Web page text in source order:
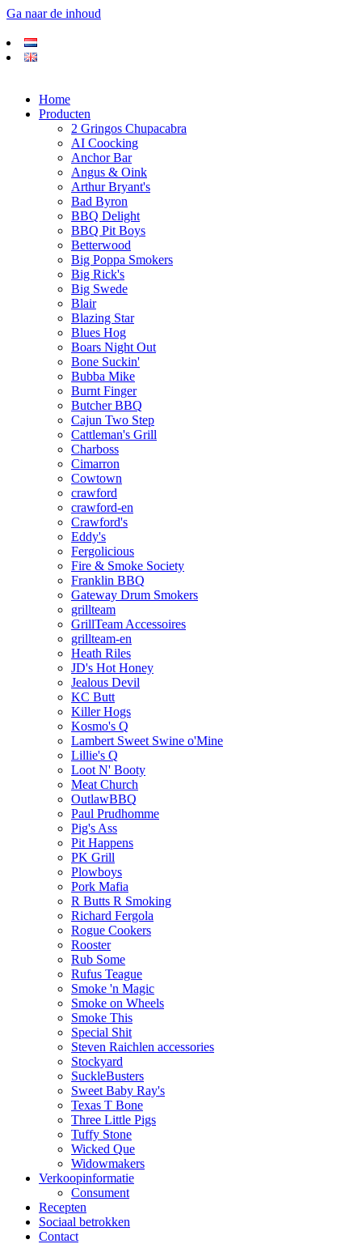
Ga naar de inhoud
Home
Producten
2 Gringos Chupacabra
AI Coocking
Anchor Bar
Angus & Oink
Arthur Bryant's
Bad Byron
BBQ Delight
BBQ Pit Boys
Betterwood
Big Poppa Smokers
Big Rick's
Big Swede
Blair
Blazing Star
Blues Hog
Boars Night Out
Bone Suckin'
Bubba Mike
Burnt Finger
Butcher BBQ
Cajun Two Step
Cattleman's Grill
Charboss
Cimarron
Cowtown
crawford
crawford-en
Crawford's
Eddy's
Fergolicious
Fire & Smoke Society
Franklin BBQ
Gateway Drum Smokers
grillteam
GrillTeam Accessoires
grillteam-en
Heath Riles
JD's Hot Honey
Jealous Devil
KC Butt
Killer Hogs
Kosmo's Q
Lambert Sweet Swine o'Mine
Lillie's Q
Loot N' Booty
Meat Church
OutlawBBQ
Paul Prudhomme
Pig's Ass
Pit Happens
PK Grill
Plowboys
Pork Mafia
R Butts R Smoking
Richard Fergola
Rogue Cookers
Rooster
Rub Some
Rufus Teague
Smoke 'n Magic
Smoke on Wheels
Smoke This
Special Shit
Steven Raichlen accessories
Stockyard
SuckleBusters
Sweet Baby Ray's
Texas T Bone
Three Little Pigs
Tuffy Stone
Wicked Que
Widowmakers
Verkoopinformatie
Consument
Recepten
Sociaal betrokken
Contact